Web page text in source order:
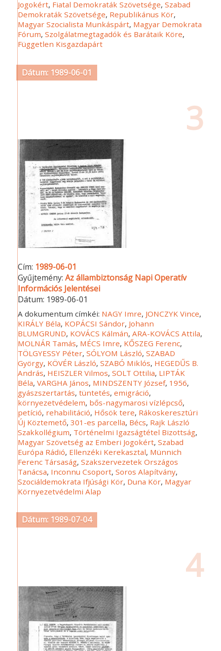
Jogokért, Fiatal Demokraták Szövetsége,Szabad
Demokraták Szövetsége, Republikánus Kör,
Magyar Szocialista Munkáspárt, Magyar Demokrata
Fórum,Szolgálatmegtagadók és Barátaik Köre,
Független Kisgazdapárt
Dátum: 1989-06-01
3
Cím: 1989-06-01
Gyűjtemény:Az állambiztonság Napi Operatív
Információs Jelentései
Dátum: 1989-06-01
A dokumentum címkéi: NAGY Imre, JONCZYK Vince,
KIRÁLY Béla, KOPÁCSI Sándor, Johann
BLUMGRUND, KOVÁCS Kálmán,ARA-KOVÁCS Attila,
MOLNÁR Tamás, MÉCS Imre, KŐSZEG Ferenc,
TÖLGYESSY Péter,SÓLYOM László,SZABAD
György, KÖVÉR László,SZABÓ Miklós, HEGEDŰS B.
András, HEISZLER Vilmos,SOLT Ottilia, LIPTÁK
Béla,VARGHA János, MINDSZENTY József, 1956,
gyászszertartás,tüntetés,emigráció,
környezetvédelem, bős-nagymarosi vízlépcső,
petíció, rehabilitáció, Hősök tere, Rákoskeresztúri
Új Köztemető,301-es parcella, Bécs, Rajk László
Szakkollégium, Történelmi Igazságtétel Bizottság,
Magyar Szövetség az Emberi Jogokért,Szabad
Európa Rádió, Ellenzéki Kerekasztal, Münnich
Ferenc Társaság,Szakszervezetek Országos
Tanácsa, Inconnu Csoport,Soros Alapítvány,
Szociáldemokrata Ifjúsági Kör, Duna Kör, Magyar
Környezetvédelmi Alap
Dátum: 1989-07-04
4